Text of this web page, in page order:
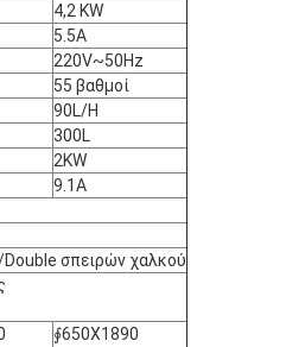
4,2 KW
5.5A
220V~50Hz
55 βαθμοί
90L/H
300L
2KW
9.1A
σπειρών χαλκού
∮650X1890